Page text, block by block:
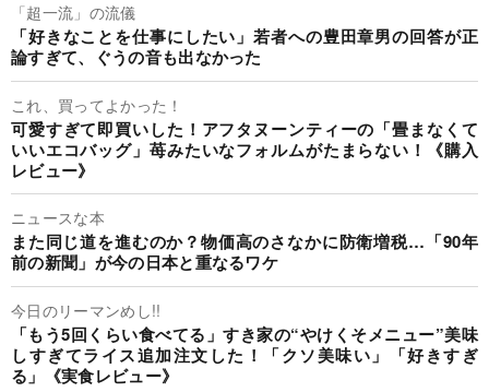
「超一流」の流儀
「好きなことを仕事にしたい」若者への豊田章男の回答が正
論すぎて、ぐうの音も出なかった
これ、買ってよかった！
可愛すぎて即買いした！アフタヌーンティーの「畳まなくて
いいエコバッグ」苺みたいなフォルムがたまらない！《購入
レビュー》
ニュースな本
また同じ道を進むのか？物価高のさなかに防衛増税…「90年
前の新聞」が今の日本と重なるワケ
今日のリーマンめし!!
「もう5回くらい食べてる」すき家の“やけくそメニュー”美味
しすぎてライス追加注文した！「クソ美味い」「好きすぎ
る」《実食レビュー》